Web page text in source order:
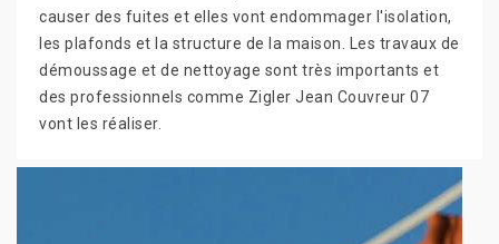
causer des fuites et elles vont endommager l'isolation,
les plafonds et la structure de la maison. Les travaux de
démoussage et de nettoyage sont très importants et
des professionnels comme Zigler Jean Couvreur 07
vont les réaliser.